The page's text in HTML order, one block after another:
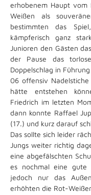
erhobenem Haupt
Weißen als
bestimmten das
kämpferisch ganz
Junioren den Gästen
der Pause das
Doppelschlag in
06 offensiv
hätte entstehen
Friedrich im letzten
dann konnte Raffael
(17.) und kurz darauf
Das sollte sich leider
Jungs weiter richtig
eine abgefälschten
es nochmal eine gute
jedoch nur das
erhöhten die Rot-